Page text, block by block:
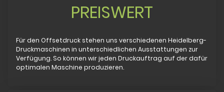
PREISWERT
Für den Offsetdruck stehen uns verschiedenen Heidelberg-
Druckmaschinen in unterschiedlichen Ausstattungen zur
Verfügung. So können wir jeden Druckauftrag auf der dafür
optimalen Maschine produzieren.